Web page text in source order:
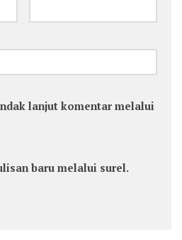
lanjut komentar melalui
baru melalui surel.